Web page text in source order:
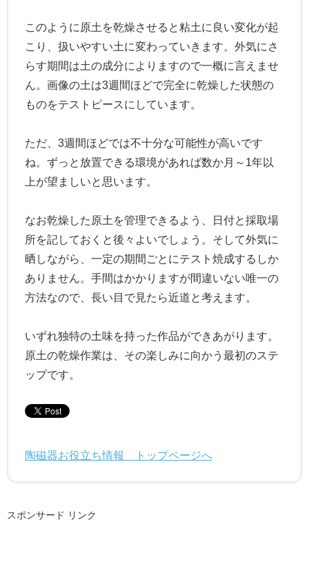
このように原土を乾燥させると粘土に良い変化が起
こり、扱いやすい土に変わっていきます。外気にさ
らす期間は土の成分によりますので一概に言えませ
ん。画像の土は3週間ほどで完全に乾燥した状態の
ものをテストピースにしています。
ただ、3週間ほどでは不十分な可能性が高いです
ね。ずっと放置できる環境があれば数か月～1年以
上が望ましいと思います。
なお乾燥した原土を管理できるよう、日付と採取場
所を記しておくと後々よいでしょう。そして外気に
晒しながら、一定の期間ごとにテスト焼成するしか
ありません。手間はかかりますが間違いない唯一の
方法なので、長い目で見たら近道と考えます。
いずれ独特の土味を持った作品ができあがります。
原土の乾燥作業は、その楽しみに向かう最初のステ
ップです。
陶磁器お役立ち情報 トップページへ
スポンサード リンク